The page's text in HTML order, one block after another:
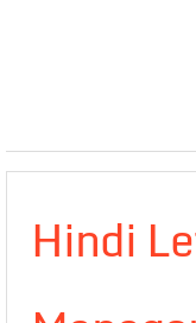
Hindi